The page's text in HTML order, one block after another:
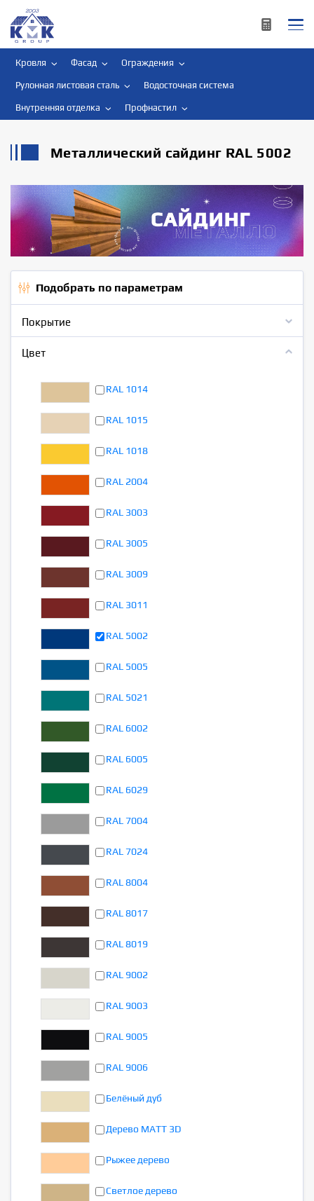
Кровля Фасад Ограждения
Рулонная листовая сталь Водосточная система
Внутренняя отделка Профнастил
Металлический сайдинг RAL 5002
Подобрать по параметрам
Покрытие
Цвет
RAL 1014
RAL 1015
RAL 1018
RAL 2004
RAL 3003
RAL 3005
RAL 3009
RAL 3011
RAL 5002
RAL 5005
RAL 5021
RAL 6002
RAL 6005
RAL 6029
RAL 7004
RAL 7024
RAL 8004
RAL 8017
RAL 8019
RAL 9002
RAL 9003
RAL 9005
RAL 9006
Белёный дуб
Дерево MATT 3D
Рыжее дерево
Светлое дерево